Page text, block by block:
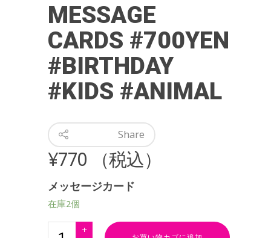
MESSAGE
CARDS #700YEN
#BIRTHDAY
#KIDS #ANIMAL
Share
¥770 （税込）
メッセージカード
在庫2個